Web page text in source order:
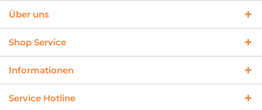
Über uns
Shop Service
Informationen
Service Hotline